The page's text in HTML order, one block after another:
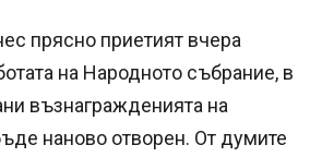
прясно приетият вчера
на Народното събрание, в
възнагражденията на
наново отворен. От думите